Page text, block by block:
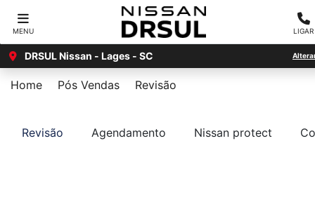
MENU LIGAR
DRSUL Nissan - Lages - SC
Home Pós Vendas Revisão
Agendamento
Revisão Nissan protect